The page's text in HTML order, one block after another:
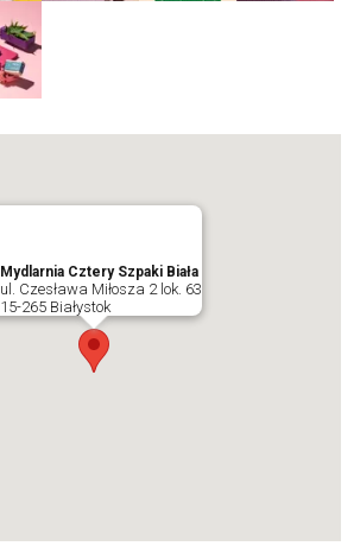
Mydlarnia Cztery Szpaki Biała
ul. Czesława Miłosza 2 lok. 63
15-265 Białystok